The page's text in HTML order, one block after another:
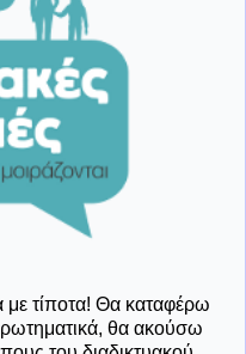
με τίποτα! Θα καταφέρω
θα ακούσω